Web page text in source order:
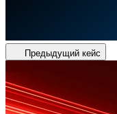
Предыдущий кейс